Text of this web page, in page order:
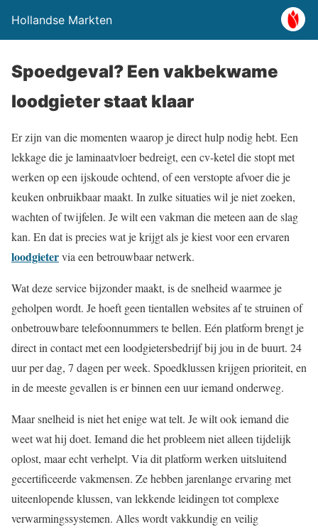
Hollandse Markten
Spoedgeval? Een vakbekwame
loodgieter staat klaar
Er zijn van die momenten waarop je direct hulp nodig hebt. Een
lekkage die je laminaatvloer bedreigt, een cv-ketel die stopt met
werken op een ijskoude ochtend, of een verstopte afvoer die je
keuken onbruikbaar maakt. In zulke situaties wil je niet zoeken,
wachten of twijfelen. Je wilt een vakman die meteen aan de slag
kan. En dat is precies wat je krijgt als je kiest voor een ervaren
loodgietervia een betrouwbaar netwerk.
Wat deze service bijzonder maakt, is de snelheid waarmee je
geholpen wordt. Je hoeft geen tientallen websites af te struinen of
onbetrouwbare telefoonnummers te bellen. Eén platform brengt je
direct in contact met een loodgietersbedrijf bij jou in de buurt. 24
uur per dag, 7 dagen per week. Spoedklussen krijgen prioriteit, en
in de meeste gevallen is er binnen een uur iemand onderweg.
Maar snelheid is niet het enige wat telt. Je wilt ook iemand die
weet wat hij doet. Iemand die het probleem niet alleen tijdelijk
oplost, maar echt verhelpt. Via dit platform werken uitsluitend
gecertificeerde vakmensen. Ze hebben jarenlange ervaring met
uiteenlopende klussen, van lekkende leidingen tot complexe
verwarmingssystemen. Alles wordt vakkundig en veilig